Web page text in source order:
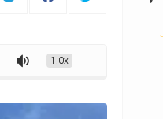
dos terremotos na Venezuela
1.0x